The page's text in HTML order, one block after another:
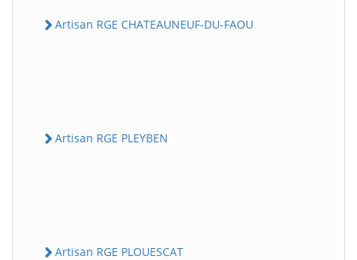
Artisan RGE CHATEAUNEUF-DU-FAOU
Artisan RGE PLEYBEN
Artisan RGE PLOUESCAT